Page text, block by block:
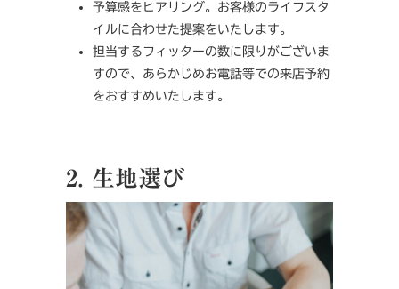
予算感をヒアリング。お客様のライフスタ
イルに合わせた提案をいたします。
担当するフィッターの数に限りがございま
すので、あらかじめお電話等での来店予約
をおすすめいたします。
2. 生地選び